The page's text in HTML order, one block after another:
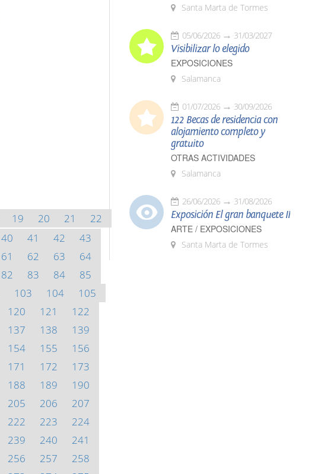
19 20 21
22
40 41 42
43
61 62 63
64
82 83 84
85
103 104
105
120 121
122
137 138
139
154 155
156
171 172
173
188 189
190
205 206
207
222 223
224
239 240
241
256 257
258
Santa Marta de Tormes
05/06/2026 31/03/2027
Visibilizar lo elegido
EXPOSICIONES
Salamanca
01/07/2026 30/09/2026
122 Becas de residencia con
alojamiento completo y
gratuito
OTRAS ACTIVIDADES
Salamanca
26/06/2026 31/08/2026
Exposición El gran banquete II
ARTE / EXPOSICIONES
Santa Marta de Tormes